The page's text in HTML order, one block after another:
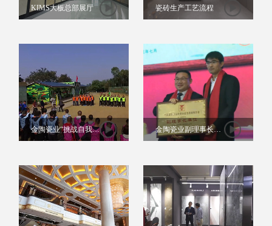
KIMS大板总部展厅 瓷砖生产工艺流程
金陶瓷业“挑战自我·
熔炼团队”户外拓展视
金陶瓷业副理事长单
位授牌仪式